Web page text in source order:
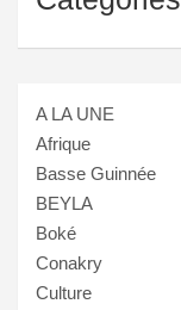
A LA UNE
Afrique
Basse Guinnée
BEYLA
Boké
Conakry
Culture